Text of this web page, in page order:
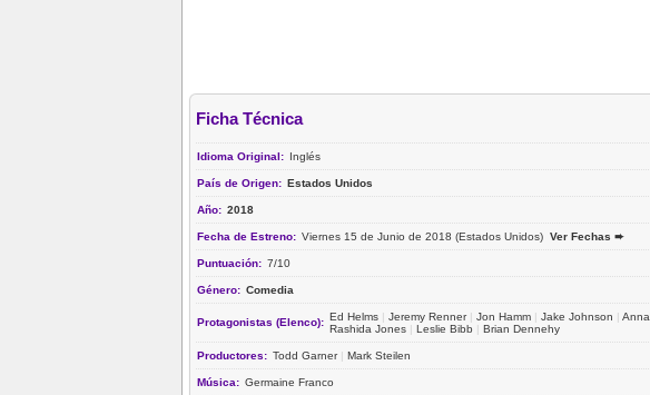
Ficha Técnica
Idioma Original: Inglés
País de Origen: Estados Unidos
Año: 2018
Fecha de Estreno: Viernes 15 de Junio de 2018 (Estados Unidos) Ver Fechas ➨
Puntuación: 7/10
Género: Comedia
Protagonistas (Elenco): Ed Helms | Jeremy Renner| Jon Hamm | Jake Johnson |
Rashida Jones | Leslie Bibb | Brian Dennehy
Productores: Todd Garner| Mark Steilen
Música: Germaine Franco